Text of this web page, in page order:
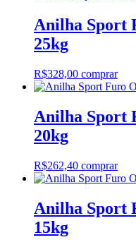
Anilha Sport
25kg
R$328,00 comprar
Anilha Sport
20kg
R$262,40 comprar
Anilha Sport
15kg